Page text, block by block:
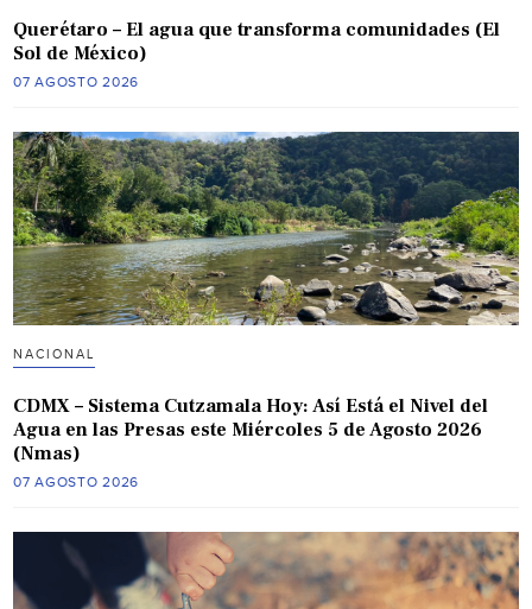
Querétaro – El agua que transforma comunidades (El
Sol de México)
07 AGOSTO 2026
NACIONAL
CDMX – Sistema Cutzamala Hoy: Así Está el Nivel del
Agua en las Presas este Miércoles 5 de Agosto 2026
(Nmas)
07 AGOSTO 2026